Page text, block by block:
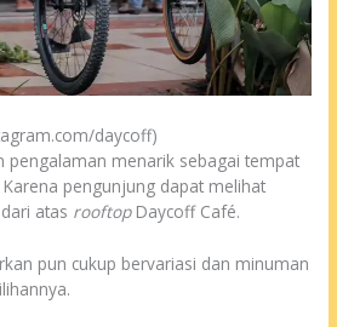
daycoff)
pengalaman menarik sebagai tempat
pengunjung dapat melihat
atas rooftopDaycoff Café.
pun cukup bervariasi dan minuman